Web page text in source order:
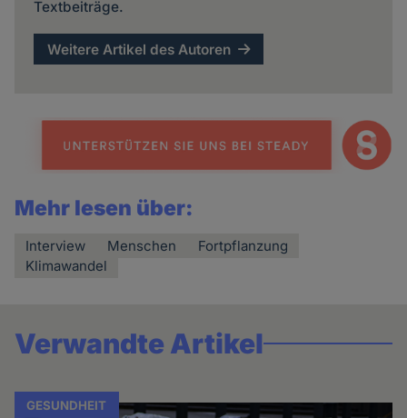
Textbeiträge.
Weitere Artikel des Autoren
Mehr lesen über:
Interview Menschen
Fortpflanzung
Klimawandel
Verwandte Artikel
GESUNDHEIT